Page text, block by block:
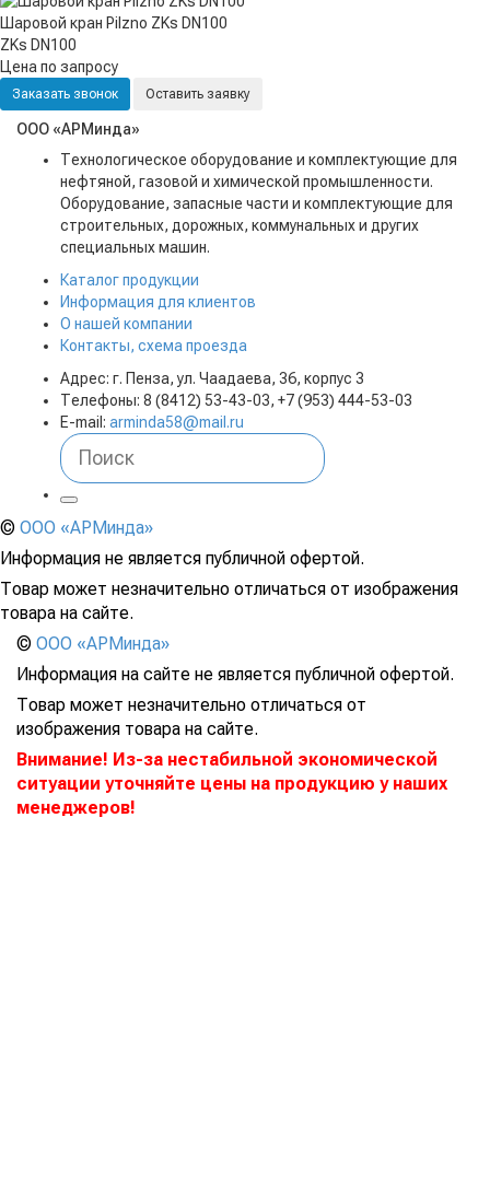
Шаровой кран Pilzno ZKs DN100
ZKs DN100
Цена по запросу
Заказать звонок Оставить заявку
ООО «АРМинда»
Технологическое оборудование и комплектующие для
нефтяной, газовой и химической промышленности.
Оборудование, запасные части и комплектующие для
строительных, дорожных, коммунальных и других
специальных машин.
Каталог продукции
Информация для клиентов
О нашей компании
Контакты, схема проезда
Адрес: г. Пенза, ул. Чаадаева, 36, корпус 3
Телефоны: 8 (8412) 53-43-03, +7 (953) 444-53-03
E-mail: arminda58@mail.ru
© ООО «АРМинда»
Информация не является публичной офертой.
Товар может незначительно отличаться от изображения
товара на сайте.
© ООО «АРМинда»
Информация на сайте не является публичной офертой.
Товар может незначительно отличаться от
изображения товара на сайте.
Внимание! Из-за нестабильной экономической
ситуации уточняйте цены на продукцию у наших
менеджеров!